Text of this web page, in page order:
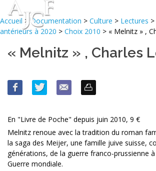
Accueil >Documentation > Culture > Lectures >
antérieurs à 2020 > Choix 2010 > « Melnitz » ,
« Melnitz » , Charles
En "Livre de Poche" depuis juin 2010, 9 €
Melnitz renoue avec la tradition du roman
la saga des Meijer, une famille juive suisse,
générations, de la guerre franco-prussienne
Guerre mondiale.